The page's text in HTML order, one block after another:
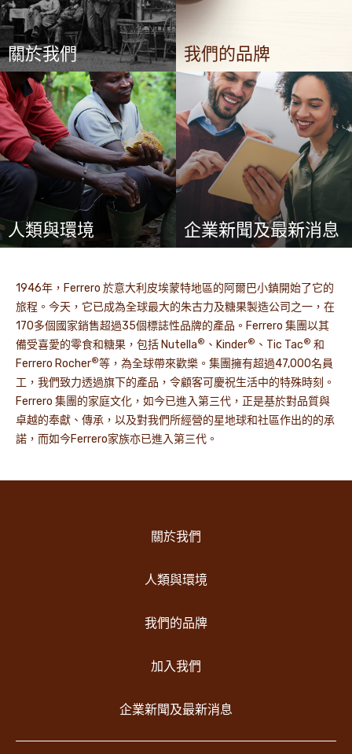
關於我們 我們的品牌
人類與環境 企業新聞及最新消息
1946年，Ferrero 於意大利皮埃蒙特地區的阿爾巴小鎮開始了它的
旅程。今天，它已成為全球最大的朱古力及糖果製造公司之一，在
170多個國家銷售超過35個標誌性品牌的產品。Ferrero 集團以其
備受喜愛的零食和糖果，包括 Nutella® 、Kinder® 、Tic Tac® 和
Ferrero Rocher®等，為全球帶來歡樂。集團擁有超過47,000名員
工，我們致力透過旗下的產品，令顧客可慶祝生活中的特殊時刻。
Ferrero 集團的家庭文化，如今已進入第三代，正是基於對品質與
卓越的奉獻、傳承，以及對我們所經營的星地球和社區作出的的承
諾，而如今Ferrero家族亦已進入第三代。
關於我們
人類與環境
我們的品牌
加入我們
企業新聞及最新消息